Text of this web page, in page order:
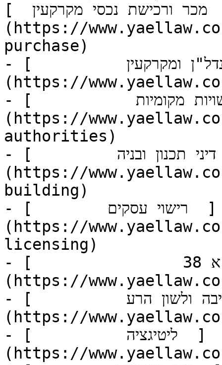
נכסי מקרקעין  ]
(https://
purchase)
- [          נדל"ן ומקרקעין  ]
(https://
- [           דיני רשויות מקומיות  ]
(https://
authorities)
- [         דיני תכנון ובניה  ]
(https://
building)
- [        רישוי עסקים  ]
(https://
licensing)
- [                תמ"א 38  ]
(https://
- [          הוצאת דיבה ולשון הרע  ]
(https://
- [          ליטיגציה  ]
(https://